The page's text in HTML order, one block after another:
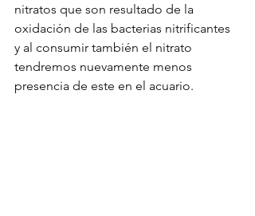
nitratos que son resultado de la
oxidación de las bacterias nitrificantes
y al consumir también el nitrato
tendremos nuevamente menos
presencia de este en el acuario.